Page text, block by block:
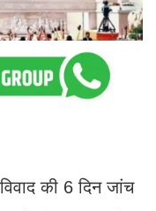
की 6 दिन जांच